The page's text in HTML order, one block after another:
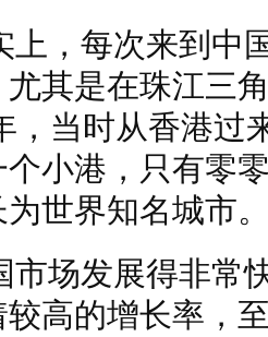
上，每次来到中
尤其是在珠江三
，当时从香港过
个小港，只有零
为世界知名城市
市场发展得非常
较高的增长率，